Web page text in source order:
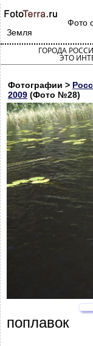
Фото
Земля
ГОРОДА
ЭТО
Фотографии >
2009 (Фото №28)
поплавок